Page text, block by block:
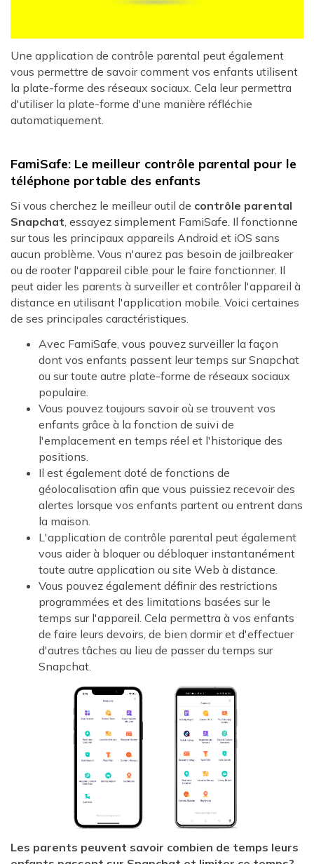
Une application de contrôle parental peut également
vous permettre de savoir comment vos enfants utilisent
la plate-forme des réseaux sociaux. Cela leur permettra
d'utiliser la plate-forme d'une manière réfléchie
automatiquement.
FamiSafe: Le meilleur contrôle parental pour le
téléphone portable des enfants
Si vous cherchez le meilleur outil de contrôle parental
Snapchat, essayez simplement FamiSafe. Il fonctionne
sur tous les principaux appareils Android et iOS sans
aucun problème. Vous n'aurez pas besoin de jailbreaker
ou de rooter l'appareil cible pour le faire fonctionner. Il
peut aider les parents à surveiller et contrôler l'appareil à
distance en utilisant l'application mobile. Voici certaines
de ses principales caractéristiques.
Avec FamiSafe, vous pouvez surveiller la façon
dont vos enfants passent leur temps sur Snapchat
ou sur toute autre plate-forme de réseaux sociaux
populaire.
Vous pouvez toujours savoir où se trouvent vos
enfants grâce à la fonction de suivi de
l'emplacement en temps réel et l'historique des
positions.
Il est également doté de fonctions de
géolocalisation afin que vous puissiez recevoir des
alertes lorsque vos enfants partent ou entrent dans
la maison.
L'application de contrôle parental peut également
vous aider à bloquer ou débloquer instantanément
toute autre application ou site Web à distance.
Vous pouvez également définir des restrictions
programmées et des limitations basées sur le
temps sur l'appareil. Cela permettra à vos enfants
de faire leurs devoirs, de bien dormir et d'effectuer
d'autres tâches au lieu de passer du temps sur
Snapchat.
Les parents peuvent savoir combien de temps leurs